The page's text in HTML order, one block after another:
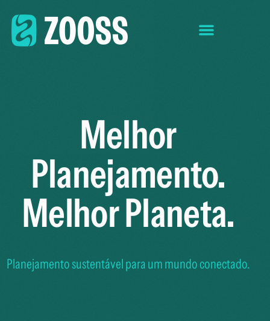
Melhor
Planejamento.
MelhorPlaneta.
Planejamento sustentável para um mundo conectado.